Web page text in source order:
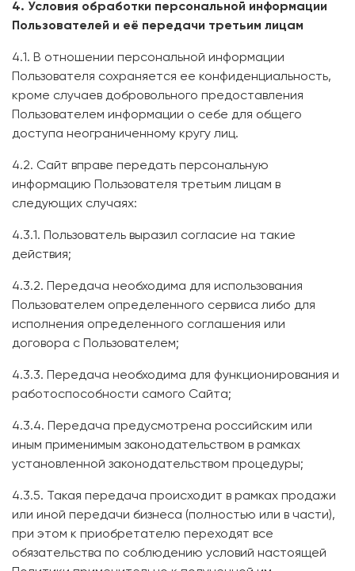
4. Условия обработки персональной информации
Пользователей и её передачи третьим лицам
4.1. В отношении персональной информации
Пользователя сохраняется ее конфиденциальность,
кроме случаев добровольного предоставления
Пользователем информации о себе для общего
доступа неограниченному кругу лиц.
4.2. Сайт вправе передать персональную
информацию Пользователя третьим лицам в
следующих случаях:
4.3.1. Пользователь выразил согласие на такие
действия;
4.3.2. Передача необходима для использования
Пользователем определенного сервиса либо для
исполнения определенного соглашения или
договора с Пользователем;
4.3.3. Передача необходима для функционирования и
работоспособности самого Сайта;
4.3.4. Передача предусмотрена российским или
иным применимым законодательством в рамках
установленной законодательством процедуры;
4.3.5. Такая передача происходит в рамках продажи
или иной передачи бизнеса (полностью или в части),
при этом к приобретателю переходят все
обязательства по соблюдению условий настоящей